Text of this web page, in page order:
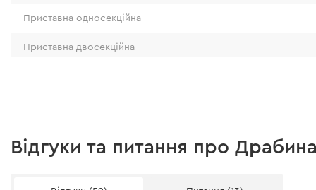
драбина витримує навантаження
надійна лита конструкція
додаткові ребра жорсткості всередині
Приставна односекційна
Приставна двосекційна
Відгуки та питання про